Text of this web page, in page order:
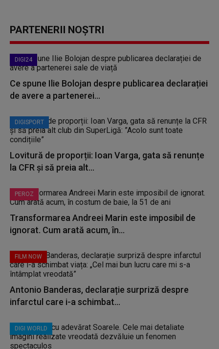
PARTENERII NOȘTRI
DIGI24
Ce spune Ilie Bolojan despre publicarea declarației
de avere a partenerei...
DIGISPORT
Lovitură de proporții: Ioan Varga, gata să renunțe
la CFR și să preia alt...
PEROZ
Transformarea Andreei Marin este imposibil de
ignorat. Cum arată acum, în...
FILM NOW
Antonio Banderas, declarație surpriză despre
infarctul care i-a schimbat...
DIGI WORLD